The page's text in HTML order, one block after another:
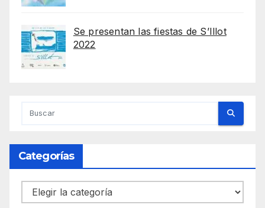
Se presentan las fiestas de S’Illot
2022
Categorías
Categorías